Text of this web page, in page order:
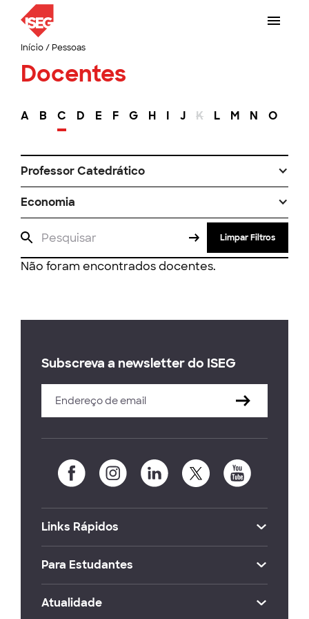
Início/ Pessoas
Docentes
A B C D E F G H I J K L M N O
Professor Catedrático
Economia
Limpar Filtros
Não foram encontrados docentes.
Subscreva a newsletter do ISEG
Links Rápidos
Para Estudantes
Atualidade